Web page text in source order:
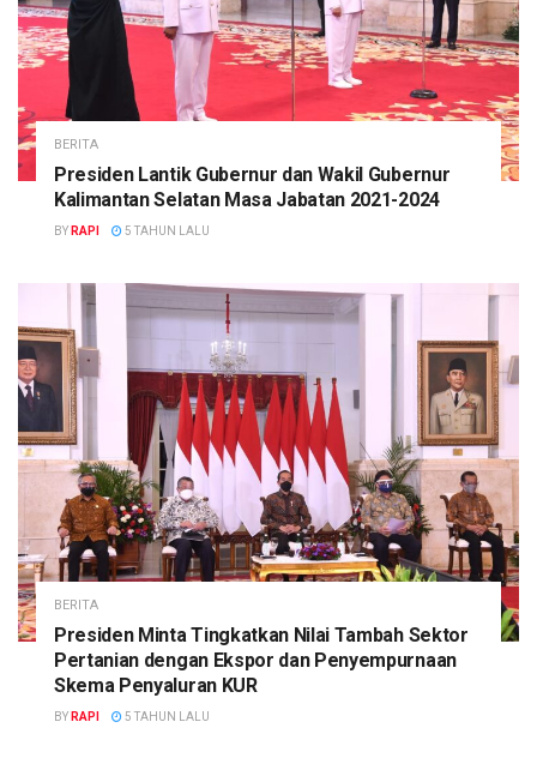
BERITA
Presiden Lantik Gubernur dan Wakil Gubernur
Kalimantan Selatan Masa Jabatan 2021-2024
BY RAPI 5 TAHUN LALU
BERITA
Presiden Minta Tingkatkan Nilai Tambah Sektor
Pertanian dengan Ekspor dan Penyempurnaan
Skema Penyaluran KUR
BY RAPI 5 TAHUN LALU